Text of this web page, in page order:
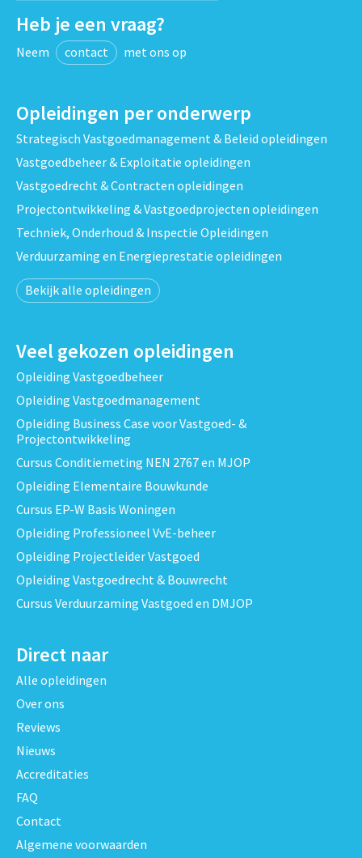
Heb je een vraag?
Neem contact met ons op
Opleidingen per onderwerp
Strategisch Vastgoedmanagement & Beleid opleidingen
Vastgoedbeheer & Exploitatie opleidingen
Vastgoedrecht & Contracten opleidingen
Projectontwikkeling & Vastgoedprojecten opleidingen
Techniek, Onderhoud & Inspectie Opleidingen
Verduurzaming en Energieprestatie opleidingen
Bekijk alle opleidingen
Veel gekozen opleidingen
Opleiding Vastgoedbeheer
Opleiding Vastgoedmanagement
Opleiding Business Case voor Vastgoed- &
Projectontwikkeling
Cursus Conditiemeting NEN 2767 en MJOP
Opleiding Elementaire Bouwkunde
Cursus EP-W Basis Woningen
Opleiding Professioneel VvE-beheer
Opleiding Projectleider Vastgoed
Opleiding Vastgoedrecht & Bouwrecht
Cursus Verduurzaming Vastgoed en DMJOP
Direct naar
Alle opleidingen
Over ons
Reviews
Nieuws
Accreditaties
FAQ
Contact
Algemene voorwaarden